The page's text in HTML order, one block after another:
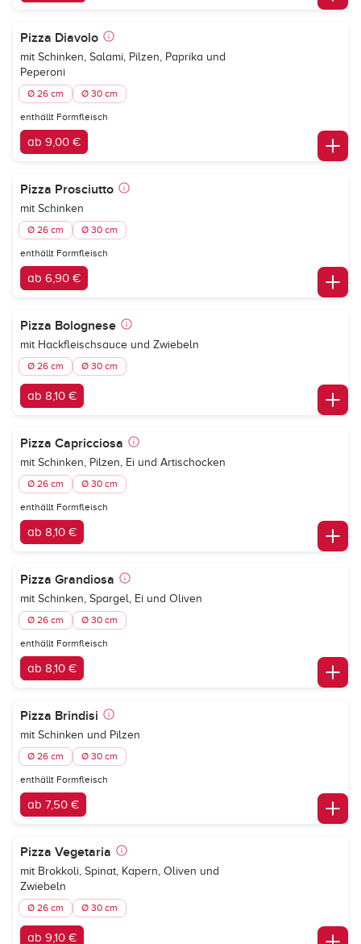
Pizza Diavolo
mit Schinken, Salami, Pilzen, Paprika und
Peperoni
Ø 26 cm Ø 30 cm
enthällt Formfleisch
ab 9,00 €
Pizza Prosciutto
mit Schinken
Ø 26 cm Ø 30 cm
enthällt Formfleisch
ab 6,90 €
Pizza Bolognese
mit Hackfleischsauce und Zwiebeln
Ø 26 cm Ø 30 cm
ab 8,10 €
Pizza Capricciosa
mit Schinken, Pilzen, Ei und Artischocken
Ø 26 cm Ø 30 cm
enthällt Formfleisch
ab 8,10 €
Pizza Grandiosa
mit Schinken, Spargel, Ei und Oliven
Ø 26 cm Ø 30 cm
enthällt Formfleisch
ab 8,10 €
Pizza Brindisi
mit Schinken und Pilzen
Ø 26 cm Ø 30 cm
enthällt Formfleisch
ab 7,50 €
Pizza Vegetaria
mit Brokkoli, Spinat, Kapern, Oliven und
Zwiebeln
Ø 26 cm Ø 30 cm
ab 9,10 €